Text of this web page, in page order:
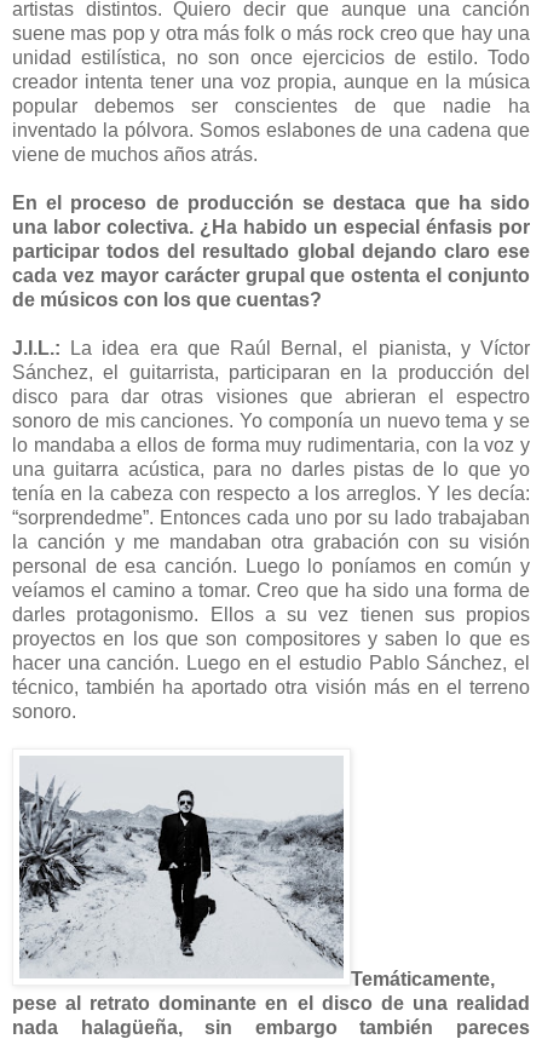
artistas distintos. Quiero decir que aunque una canción
suene mas pop y otra más folk o más rock creo que hay una
unidad estilística, no son once ejercicios de estilo. Todo
creador intenta tener una voz propia, aunque en la música
popular debemos ser conscientes de que nadie ha
inventado la pólvora. Somos eslabones de una cadena que
viene de muchos años atrás.
En el proceso de producción se destaca que ha sido
una labor colectiva. ¿Ha habido un especial énfasis por
participar todos del resultado global dejando claro ese
cada vez mayor carácter grupal que ostenta el conjunto
de músicos con los que cuentas?
J.I.L.:
La idea era que Raúl Bernal, el pianista, y Víctor
Sánchez, el guitarrista, participaran en la producción del
disco para dar otras visiones que abrieran el espectro
sonoro de mis canciones. Yo componía un nuevo tema y se
lo mandaba a ellos de forma muy rudimentaria, con la voz y
una guitarra acústica, para no darles pistas de lo que yo
tenía en la cabeza con respecto a los arreglos. Y les decía:
“sorprendedme”. Entonces cada uno por su lado trabajaban
la canción y me mandaban otra grabación con su visión
personal de esa canción. Luego lo poníamos en común y
veíamos el camino a tomar. Creo que ha sido una forma de
darles protagonismo. Ellos a su vez tienen sus propios
proyectos en los que son compositores y saben lo que es
hacer una canción. Luego en el estudio Pablo Sánchez, el
técnico, también ha aportado otra visión más en el terreno
sonoro.
Temáticamente,
pese al retrato dominante en el disco de una realidad
nada halagüeña, sin embargo también pareces